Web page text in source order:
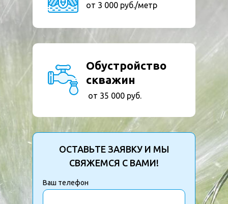
ОСТАВЬТЕ ЗАЯВКУ И МЫ
СВЯЖЕМСЯ С ВАМИ!
Ваш телефон
Обустройство
скважин
от 35 000 руб.
от 3 000 руб./метр